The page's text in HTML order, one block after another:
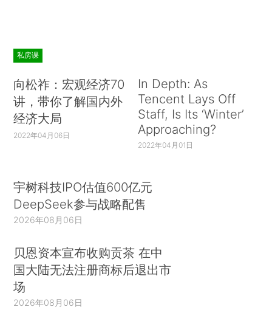
私房课
向松祚：宏观经济70
讲，带你了解国内外
经济大局
2022年04月06日
In Depth: As
Tencent Lays Off
Staff, Is Its ‘Winter’
Approaching?
2022年04月01日
宇树科技IPO估值600亿元
DeepSeek参与战略配售
2026年08月06日
贝恩资本宣布收购贡茶 在中
国大陆无法注册商标后退出市
场
2026年08月06日